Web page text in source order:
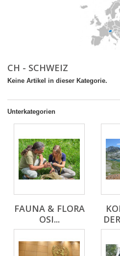
CH - SCHWEIZ
Keine Artikel in dieser Kategorie.
Unterkategorien
FAUNA & FLORA
OSI...